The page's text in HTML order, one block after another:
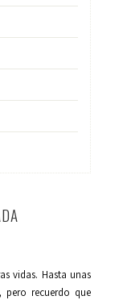
vidas. Hasta unas
pero recuerdo que